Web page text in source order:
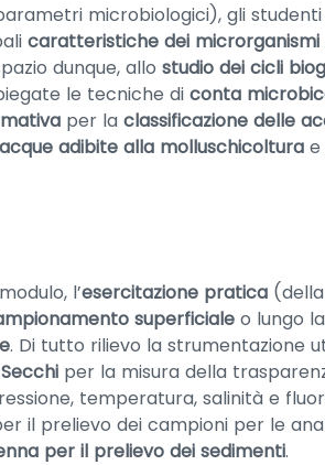
microbiologici), gli
caratteristiche dei microrganismi
dunque, allo studio dei cicli
le tecniche di conta
per la classificazione delle
adibite alla molluschicoltura
l’esercitazione pratica
superficiale o lungo la
. Di tutto rilievo la strumentazione
per la misura della
temperatura, salinità e
il prelievo dei campioni per le
per il prelievo dei sedimenti.